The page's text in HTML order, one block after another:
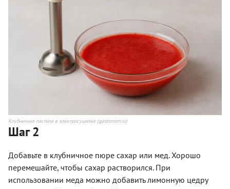
Клубничная пастила в электросушилке (gastronom.ru)
Шаг 2
Добавьте в клубничное пюре сахар или мед. Хорошо
перемешайте, чтобы сахар растворился. При
использовании меда можно добавить лимонную цедру